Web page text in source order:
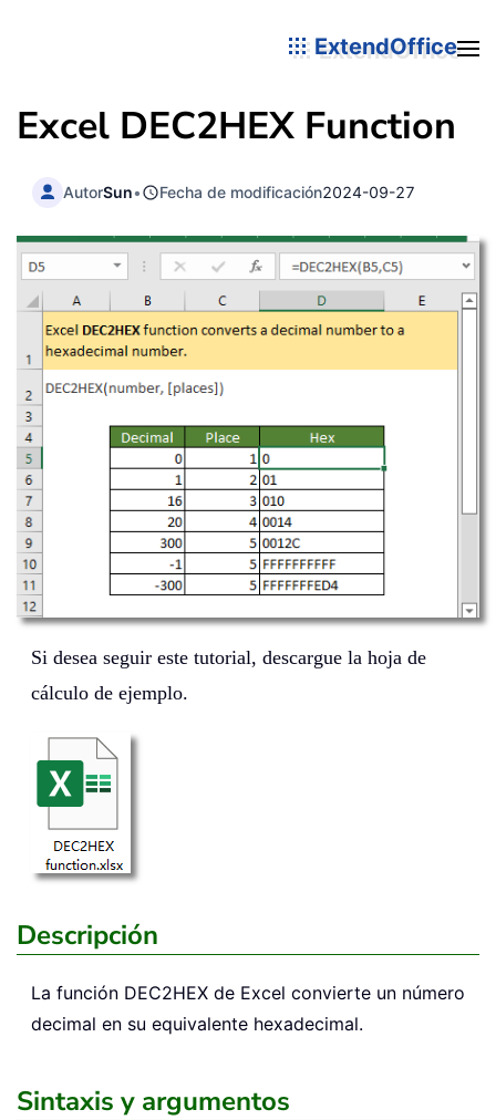
ExtendOffice
Excel DEC2HEX Function
AutorSun• Fecha de modificación2024-09-27
Si desea seguir este tutorial, descargue la hoja de
cálculo de ejemplo.
Descripción
La función DEC2HEX de Excel convierte un número
decimal en su equivalente hexadecimal.
Sintaxis y argumentos